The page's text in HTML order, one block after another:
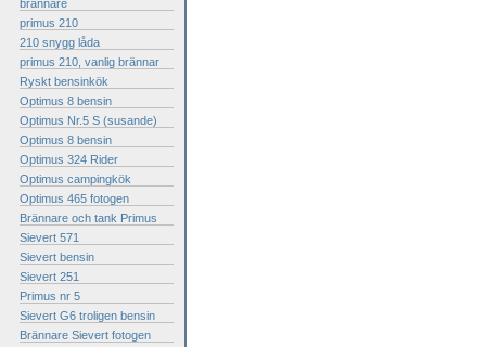
brännare
primus 210
210 snygg låda
primus 210, vanlig brännar
Ryskt bensinkök
Optimus 8 bensin
Optimus Nr.5 S (susande)
Optimus 8 bensin
Optimus 324 Rider
Optimus campingkök
Optimus 465 fotogen
Brännare och tank Primus
Sievert 571
Sievert bensin
Sievert 251
Primus nr 5
Sievert G6 troligen bensin
Brännare Sievert fotogen